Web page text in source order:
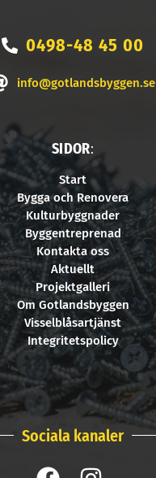
0498-48 45 00
info@gotlandsbyggen.se
SIDOR:
Start
Bygga och Renovera
Kulturbyggnader
Byggentreprenad
Kontakta oss
Aktuellt
Projektgalleri
Om Gotlandsbyggen
Visselblåsartjänst
Integritetspolicy
Sociala kanaler